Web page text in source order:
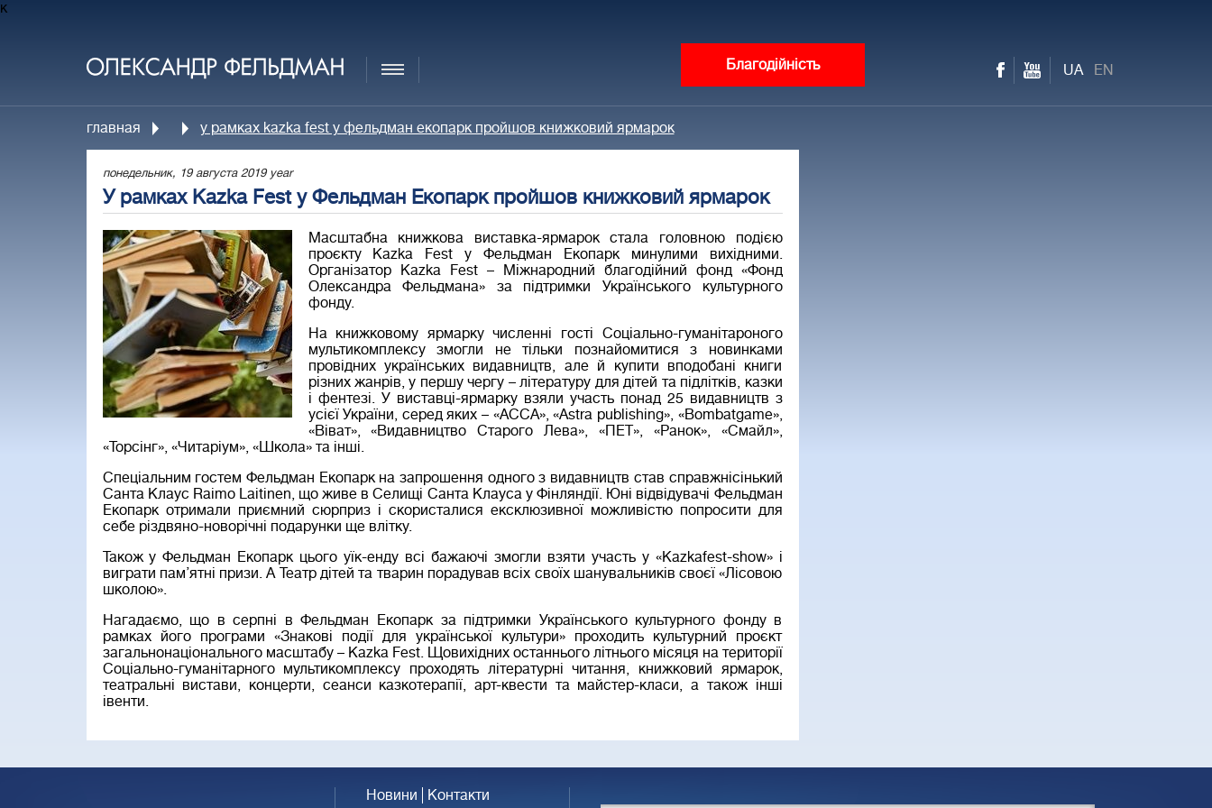
к
Благодійність UA EN
главная у рамках kazka fest у фельдман екопарк пройшов книжковий ярмарок
понедельник, 19 августа 2019 year
У рамках Kazka Fest у Фельдман Екопарк пройшов книжковий ярмарок
Масштабна книжкова виставка-ярмарок стала головною подією
проєкту Kazka Fest у Фельдман Екопарк минулими вихідними.
Організатор Kazka Fest – Міжнародний благодійний фонд «Фонд
Олександра Фельдмана» за підтримки Українського культурного
фонду.
На книжковому ярмарку численні гості Соціально-гуманітароного
мультикомплексу змогли не тільки познайомитися з новинками
провідних українських видавництв, але й купити вподобані книги
різних жанрів, у першу чергу – літературу для дітей та підлітків, казки
і фентезі. У виставці-ярмарку взяли участь понад 25 видавництв з
усієї України, серед яких – «АССА», «Astra publishing», «Bombatgame»,
«Віват», «Видавництво Старого Лева», «ПЕТ», «Ранок», «Смайл»,
«Торсінг», «Читаріум», «Школа» та інші.
Спеціальним гостем Фельдман Екопарк на запрошення одного з видавництв став справжнісінький
Санта Клаус Raimo Laitinen, що живе в Селищі Санта Клауса у Фінляндії. Юні відвідувачі Фельдман
Екопарк отримали приємний сюрприз і скористалися ексклюзивної можливістю попросити для
себе різдвяно-новорічні подарунки ще влітку.
Також у Фельдман Екопарк цього уїк-енду всі бажаючі змогли взяти участь у «Kazkafest-show» і
виграти пам’ятні призи. А Театр дітей та тварин порадував всіх своїх шанувальників своєї «Лісовою
школою».
Нагадаємо, що в серпні в Фельдман Екопарк за підтримки Українського культурного фонду в
рамках його програми «Знакові події для української культури» проходить культурний проєкт
загальнонаціонального масштабу – Kazka Fest. Щовихідних останнього літнього місяця на території
Соціально-гуманітарного мультикомплексу проходять літературні читання, книжковий ярмарок,
театральні вистави, концерти, сеанси казкотерапії, арт-квести та майстер-класи, а також інші
івенти.
Новини
Контакти